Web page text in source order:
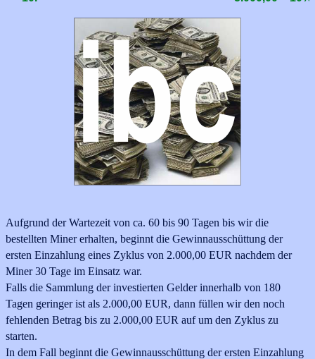
Aufgrund der Wartezeit von ca. 60 bis 90 Tagen bis wir die
bestellten Miner erhalten, beginnt die Gewinnausschüttung der
ersten Einzahlung eines Zyklus von 2.000,00 EUR nachdem der
Miner 30 Tage im Einsatz war.
Falls die Sammlung der investierten Gelder innerhalb von 180
Tagen geringer ist als 2.000,00 EUR, dann füllen wir den noch
fehlenden Betrag bis zu 2.000,00 EUR auf um den Zyklus zu
starten.
In dem Fall beginnt die Gewinnausschüttung der ersten Einzahlung